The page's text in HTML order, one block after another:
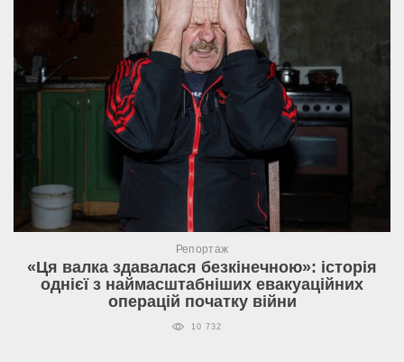
Репортаж
«Ця валка здавалася безкінечною»: історія
однієї з наймасштабніших евакуаційних
операцій початку війни
10 732